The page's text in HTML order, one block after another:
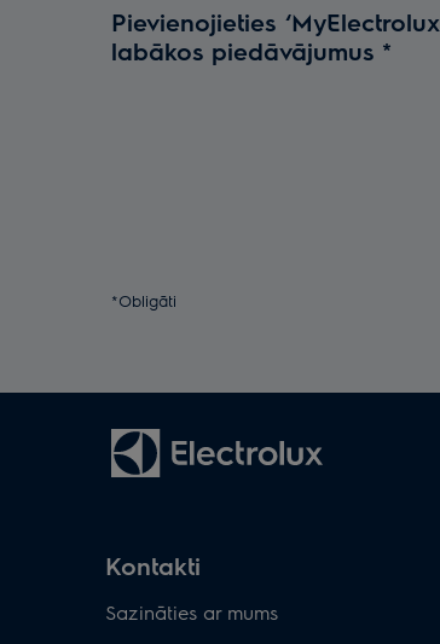
Pievienojieties
labākos piedāvājumus *
*Obligāti
Kontakti
Sazināties ar mums